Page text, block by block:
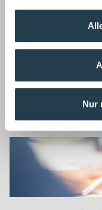
Nur
Auf dem neuesten
Unsere Mitarbeiter
laufend mit
Wirtschaftsprüfung ›